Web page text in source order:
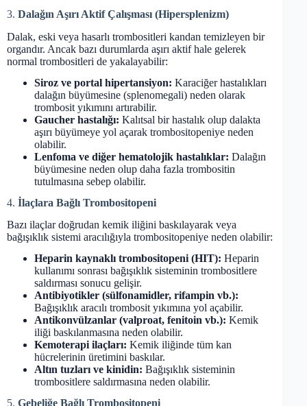
3. Dalağın Aşırı Aktif Çalışması (Hipersplenizm)
Dalak, eski veya hasarlı trombositleri kandan temizleyen bir
organdır. Ancak bazı durumlarda aşırı aktif hale gelerek
normal trombositleri de yakalayabilir:
Siroz ve portal hipertansiyon: Karaciğer hastalıkları
dalağın büyümesine (splenomegali) neden olarak
trombosit yıkımını artırabilir.
Gaucher hastalığı: Kalıtsal bir hastalık olup dalakta
aşırı büyümeye yol açarak trombositopeniye neden
olabilir.
Lenfoma ve diğer hematolojik hastalıklar: Dalağın
büyümesine neden olup daha fazla trombositin
tutulmasına sebep olabilir.
4. İlaçlara Bağlı Trombositopeni
Bazı ilaçlar doğrudan kemik iliğini baskılayarak veya
bağışıklık sistemi aracılığıyla trombositopeniye neden olabilir:
Heparin kaynaklı trombositopeni (HIT): Heparin
kullanımı sonrası bağışıklık sisteminin trombositlere
saldırması sonucu gelişir.
Antibiyotikler (sülfonamidler, rifampin vb.):
Bağışıklık aracılı trombosit yıkımına yol açabilir.
Antikonvülzanlar (valproat, fenitoin vb.): Kemik
iliği baskılanmasına neden olabilir.
Kemoterapi ilaçları: Kemik iliğinde tüm kan
hücrelerinin üretimini baskılar.
Altın tuzları ve kinidin: Bağışıklık sisteminin
trombositlere saldırmasına neden olabilir.
5. Gebeliğe Bağlı Trombositopeni